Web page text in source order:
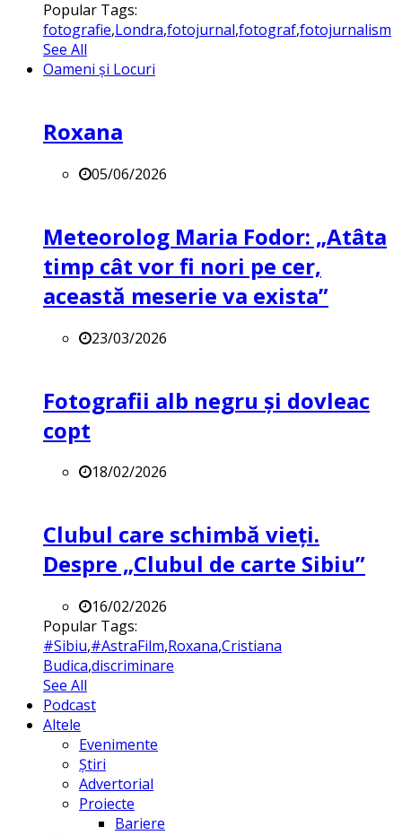
Popular Tags:
fotografie,Londra,fotojurnal,fotograf,fotojurnalism
See All
Oameni și Locuri
Roxana
05/06/2026
Meteorolog Maria Fodor: „Atâta
timp cât vor fi nori pe cer,
această meserie va exista”
23/03/2026
Fotografii alb negru și dovleac
copt
18/02/2026
Clubul care schimbă vieți.
Despre „Clubul de carte Sibiu”
16/02/2026
Popular Tags:
#Sibiu,#AstraFilm,Roxana,Cristiana
Budica,discriminare
See All
Podcast
Altele
Evenimente
Știri
Advertorial
Proiecte
Bariere